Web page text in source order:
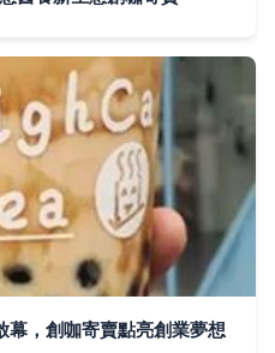
幕，創咖寄賣點亮創業夢想